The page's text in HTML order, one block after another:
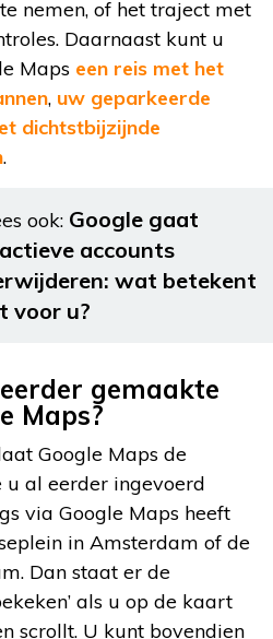
nemen, of het traject met
Daarnaast kunt u
Maps een reis met het
, uw geparkeerde
dichtstbijzijnde
.
ook: Google gaat
accounts
wat betekent
voor u?
gemaakte
Maps?
Google Maps de
u al eerder ingevoerd
via Google Maps heeft
in Amsterdam of de
Dan staat er de
als u op de kaart
scrollt. U kunt bovendien